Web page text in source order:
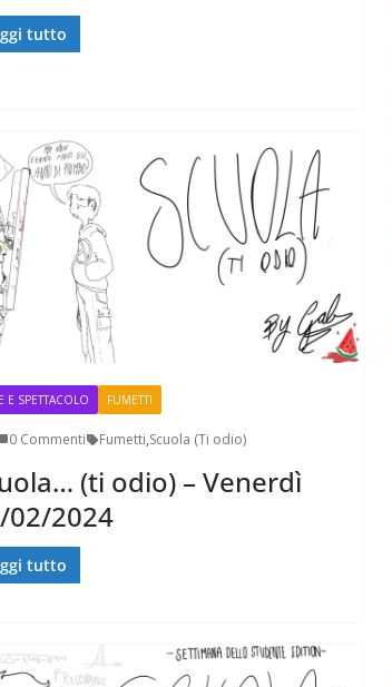
tutto
E SPETTACOLO FUMETTI
0 Commenti Fumetti,Scuola (Ti odio)
(ti odio) – Venerdì
02/2024
tutto
ApocalypseVietnam #7: Storia di una foto: “Rough